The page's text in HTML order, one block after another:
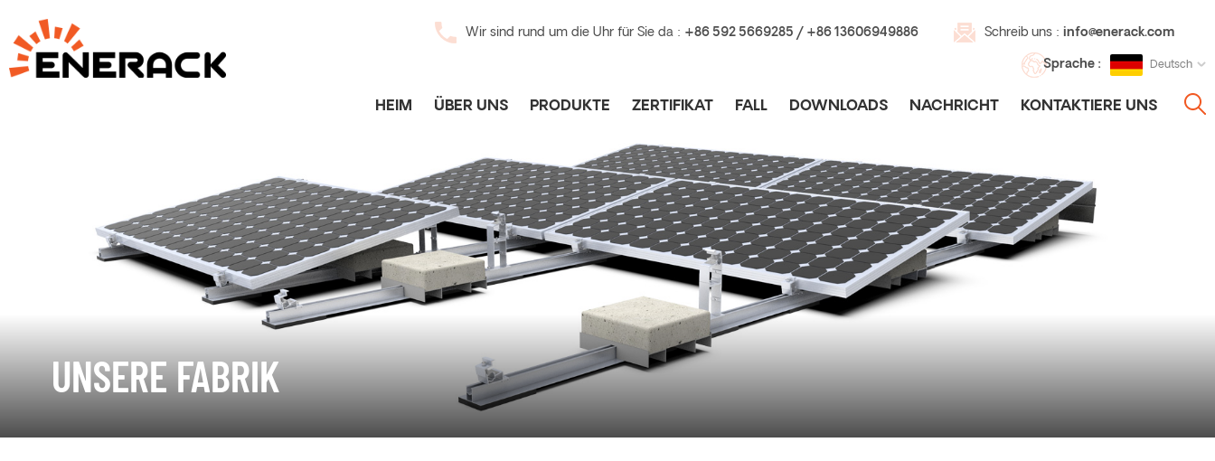
Wir sind rund um die Uhr für Sie da : +86 592 5669285 / +86 13606949886 Schreib uns : info@enerack.com
Sprache : Deutsch
HEIM ÜBER UNS PRODUKTE ZERTIFIKAT FALL DOWNLOADS NACHRICHT KONTAKTIERE UNS
UNSERE FABRIK